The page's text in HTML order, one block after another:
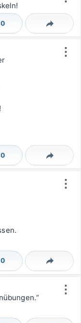
0 Teilen
⋮
0 Teilen
⋮
0 Teilen
⋮